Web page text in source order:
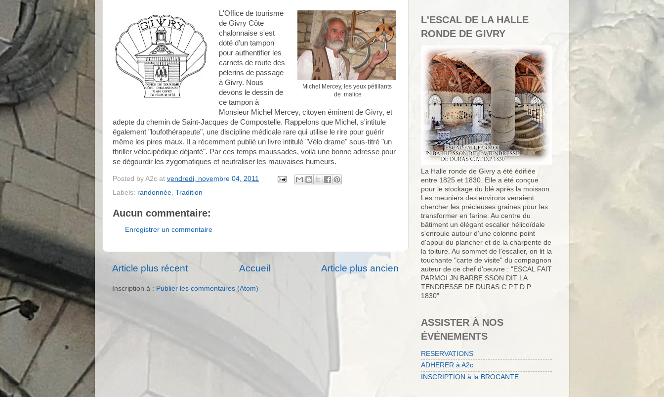
Michel Mercey, les yeux pétillants
de malice
L'Office de tourisme
de Givry Côte
chalonnaise s'est
doté d'un tampon
pour authentifier les
carnets de route des
pèlerins de passage
à Givry. Nous
devons le dessin de
ce tampon à
Monsieur Michel Mercey, citoyen éminent de Givry, et
adepte du chemin de Saint-Jacques de Compostelle. Rappelons que Michel, s'intitule
également "loufothérapeute", une discipline médicale rare qui utilise le rire pour guérir
même les pires maux. Il a récemment publié un livre intitulé "Vélo drame" sous-titré "un
thriller vélocipédique déjanté". Par ces temps maussades, voilà une bonne adresse pour
se dégourdir les zygomatiques et neutraliser les mauvaises humeurs.
Posted by A2c at vendredi, novembre 04, 2011
Labels: randonnée Tradition
Aucun commentaire:
Enregistrer un commentaire
Article plus récent Article plus ancien
Accueil
Inscription à : Publier les commentaires (Atom)
L'ESCAL DE LA HALLE
RONDE DE GIVRY
La Halle ronde de Givry a été édifiée
entre 1825 et 1830. Elle a été conçue
pour le stockage du blé après la moisson.
Les meuniers des environs venaient
chercher les précieuses graines pour les
transformer en farine. Au centre du
bâtiment un élégant escalier hélicoïdale
s'enroule autour d'une colonne point
d'appui du plancher et de la charpente de
la toiture. Au sommet de l'escalier, on lit la
touchante "carte de visite" du compagnon
auteur de ce chef d'oeuvre : "ESCAL FAIT
PARMOI JN BARBE SSON DIT LA
TENDRESSE DE DURAS C.P.T.D.P.
1830"
ASSISTER À NOS
ÉVÉNEMENTS
RESERVATIONS
ADHERER à A2c
INSCRIPTION à la BROCANTE